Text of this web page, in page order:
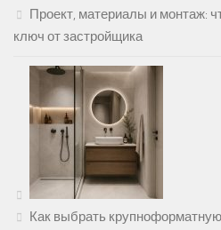
Проект, материалы и монтаж:
ключ от застройщика
Как выбрать